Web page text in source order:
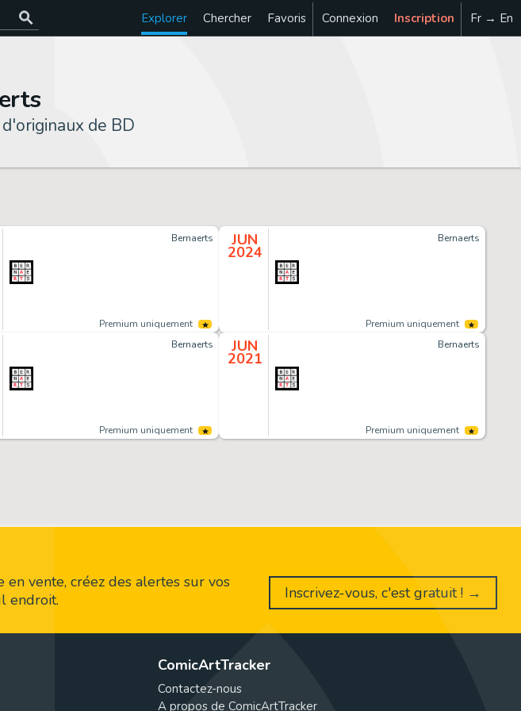
Explorer Chercher Favoris Connexion Inscription Fr → En
de BD
Bernaerts
Premium uniquement
JUN
2024
Bernaerts
Premium uniquement
Bernaerts
Premium uniquement
JUN
2021
Bernaerts
Premium uniquement
vente, créez des alertes sur vos
endroit.
Inscrivez-vous, c'est gratuit ! →
ComicArtTracker
Contactez-nous
A propos de ComicArtTracker